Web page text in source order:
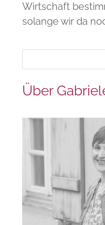
Wirtschaft
solange wir da
Über